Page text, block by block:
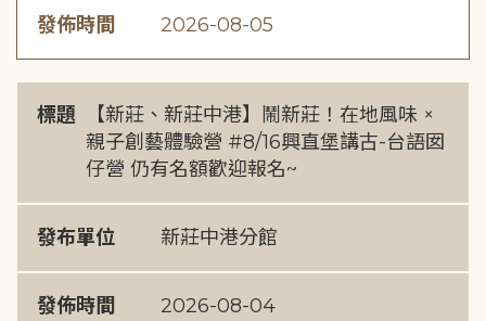
發佈時間 2026-08-05
標題
【新莊、新莊中港】鬧新莊！在地風味 ×
親子創藝體驗營 #8/16興直堡講古-台語囡
仔營 仍有名額歡迎報名~
發布單位 新莊中港分館
發佈時間 2026-08-04